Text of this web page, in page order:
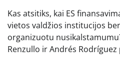
Kas atsitiks, kai ES
vietos valdžios institucijos
organizuotu
Renzullo ir Andrés